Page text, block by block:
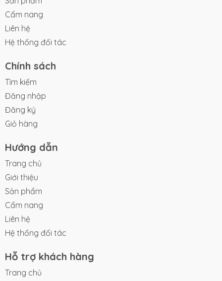
Trang chủ
Giới thiệu
Sản phẩm
Liên hệ
Hệ thống đối tác
Chính sách
Tìm kiếm
Đăng ký
Giỏ hàng
Hướng dẫn
Trang chủ
Giới thiệu
Sản phẩm
Liên hệ
Hệ thống đối tác